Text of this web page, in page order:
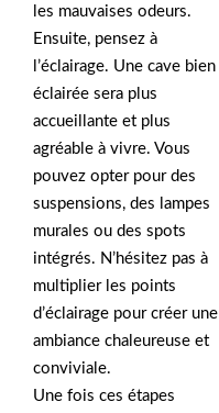
les mauvaises odeurs.
Ensuite, pensez à
l’éclairage. Une cave bien
éclairée sera plus
accueillante et plus
agréable à vivre. Vous
pouvez opter pour des
suspensions, des lampes
murales ou des spots
intégrés. N’hésitez pas à
multiplier les points
d’éclairage pour créer une
ambiance chaleureuse et
conviviale.
Une fois ces étapes